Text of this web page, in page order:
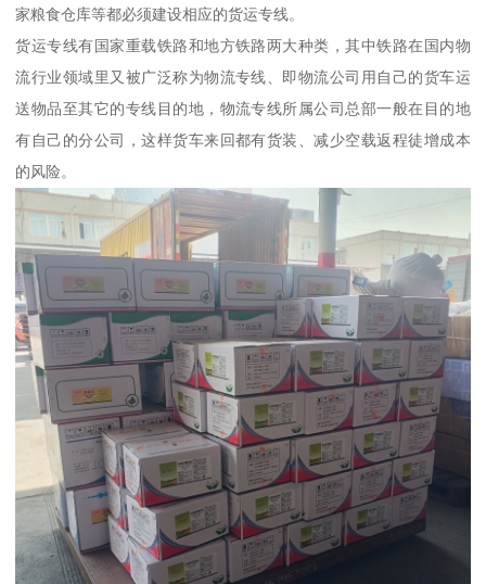
家粮食仓库等都必须建设相应的货运专线。
货运专线有国家重载铁路和地方铁路两大种类，其中铁路在国内物
流行业领域里又被广泛称为物流专线、即物流公司用自己的货车运
送物品至其它的专线目的地，物流专线所属公司总部一般在目的地
有自己的分公司，这样货车来回都有货装、减少空载返程徒增成本
的风险。